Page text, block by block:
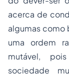
acerca de
algumas como
uma ordem
mutável,
sociedade